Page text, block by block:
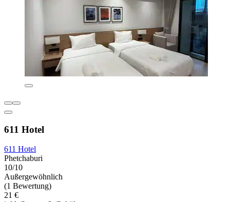
611 Hotel
611 Hotel
Phetchaburi
10/10
Außergewöhnlich
(1 Bewertung)
21 €